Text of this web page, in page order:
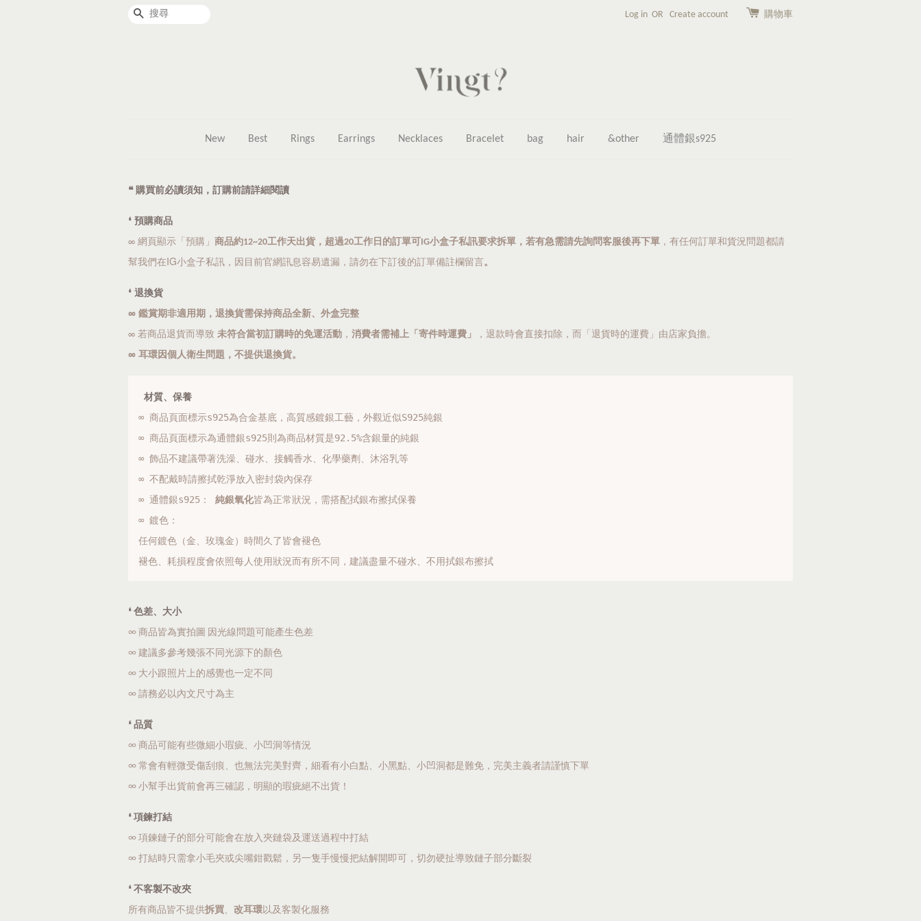
搜尋 Log in OR Create account 購物車
New Best Rings Earrings Necklaces Bracelet bag hair &other 通體銀s925
❝ 購買前必讀須知，訂購前請詳細閱讀
❛ 預購商品
∞ 網頁顯示「預購」 商品約12~20工作天出貨，超過20工作日的訂單可IG小盒子私訊要求拆單，若有急需請先詢問客服後再下單 ，有任何訂單和貨況問題都請
幫我們在IG小盒子私訊 ，因目前官網訊息容易遺漏 ， 請勿在下訂後的訂單備註欄留言。
❛ 退換貨
∞ 鑑賞期非適用期，退換貨需保持商品全新、外盒完整
∞ 若商品退貨而導致 未符合當初訂購時的免運活動 ， 消費者需補上「寄件時運費」 ， 退款時會直接扣除 ，而「退貨時的運費」由店家負擔。
∞ 耳環因個人衛生問題， 不提供退換貨。
材質、保養
∞ 商品頁面標示s925為合金基底，高質感鍍銀工藝，外觀近似S925純銀
∞ 商品頁面標示為通體銀s925則為商品材質是92.5%含銀量的純銀
∞ 飾品不建議帶著洗澡、碰水、接觸香水、化學藥劑、沐浴乳等
∞ 不配戴時請擦拭乾淨放入密封袋內保存
∞ 通體銀s925： 純銀氧化皆為正常狀況，需搭配拭銀布擦拭保養
∞ 鍍色：
任何鍍色（金、玫瑰金）時間久了皆會褪色
褪色、耗損程度會依照每人使用狀況而有所不同，建議盡量不碰水、不用拭銀布擦拭
❛ 色差、大小
∞ 商品皆為實拍圖 因光線問題可能產生色差
∞ 建議多參考幾張不同光源下的顏色
∞ 大小跟照片上的感覺也一定不同
∞ 請務必以內文尺寸為主
❛ 品質
∞ 商品可能有些微細小瑕疵、小凹洞等情況
∞ 常會有輕微受傷刮痕、也無法完美對齊，細看有小白點、小黑點、小凹洞都是難免，完美主義者請謹慎下單
∞ 小幫手出貨前會再三確認，明顯的瑕疵絕不出貨！
❛ 項鍊打結
∞ 項鍊鏈子的部分可能會在放入夾鏈袋及運送過程中打結
∞ 打結時只需拿小毛夾或尖嘴鉗戳鬆，另一隻手慢慢把結解開即可，切勿硬扯導致鏈子部分斷裂
❛ 不客製不改夾
所有商品皆不提供拆買、 改耳環以及客製化服務